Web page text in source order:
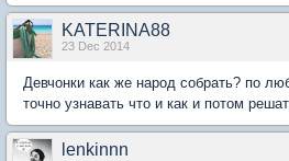
KATERINA88
23 Dec 2014
Девчонки как же народ собрать? по
точно узнавать что и как и потом
lenkinnn